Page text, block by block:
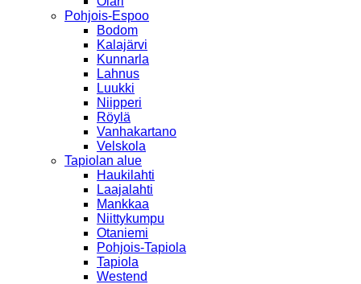
Pohjois-Espoo
Bodom
Kalajärvi
Kunnarla
Lahnus
Luukki
Niipperi
Röylä
Vanhakartano
Velskola
Tapiolan alue
Haukilahti
Laajalahti
Mankkaa
Niittykumpu
Otaniemi
Pohjois-Tapiola
Tapiola
Westend